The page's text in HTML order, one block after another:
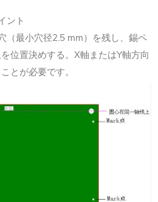
ント
（最小穴径2.5 mm）を残し、錫ペ
位置決めする。X軸またはY軸方向
とが必要です。